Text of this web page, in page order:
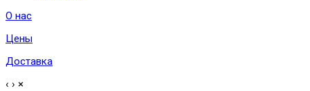
О нас
Цены
Доставка
‹ › ×